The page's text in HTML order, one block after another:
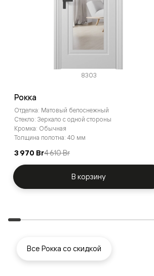
8303
Рокка
Отделка: Матовый белоснежный
Стекло: Зеркало с одной стороны
Кромка: Обычная
Толщина полотна: 40 мм
3 970 Br4 610 Br
В корзину
Все Рокка со скидкой